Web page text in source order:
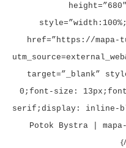
href=”https://mapa-
target=”_blank”
0;font-size:
serif;display: inline-
Potok Bystra |